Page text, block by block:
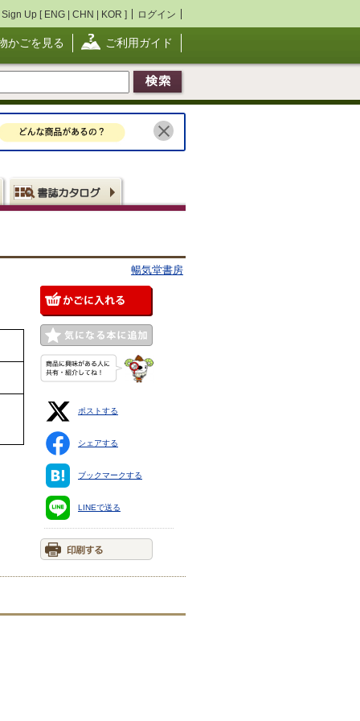
Sign Up [ ENG | CHN | KOR ] ログイン
かごを見る ご利用ガイド
暢気堂書房
ポストする
シェアする
ブックマークする
LINEで送る